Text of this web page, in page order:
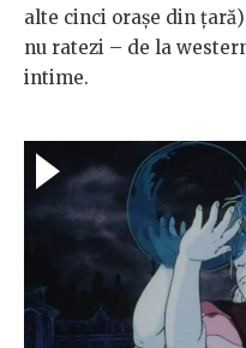
alte cinci orașe din
nu ratezi – de la
intime.